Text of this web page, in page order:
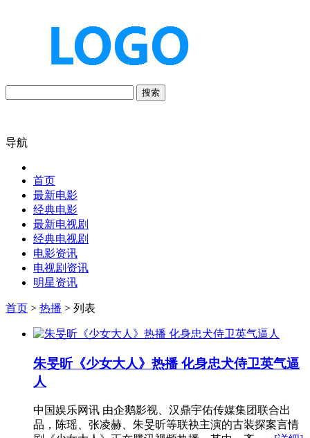
搜索
导航
首页
最新电影
经典电影
最新电视剧
经典电视剧
电影资讯
电视剧资讯
明星资讯
首页 > 热播 > 列表
朱旻昕《少女大人》热播 化身忠犬侍卫英气逼
人
中国娱乐网讯 由企鹅影视、汉鼎宇佑传媒集团联合出
品，陈瑶、张凌赫、朱旻昕等联袂主演的古装探案言情